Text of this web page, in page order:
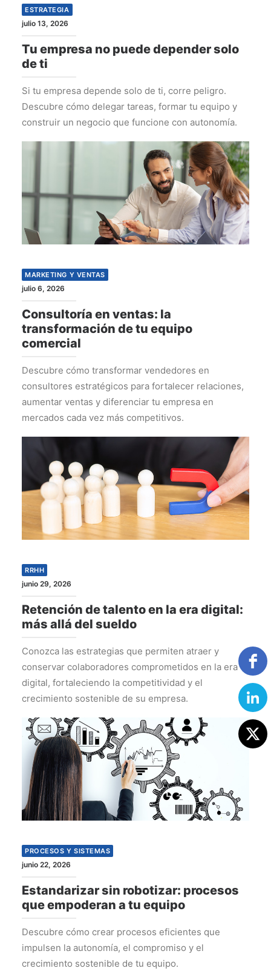
ESTRATEGIA
julio 13, 2026
Tu empresa no puede depender solo
de ti
Si tu empresa depende solo de ti, corre peligro.
Descubre cómo delegar tareas, formar tu equipo y
construir un negocio que funcione con autonomía.
MARKETING Y VENTAS
julio 6, 2026
Consultoría en ventas: la
transformación de tu equipo
comercial
Descubre cómo transformar vendedores en
consultores estratégicos para fortalecer relaciones,
aumentar ventas y diferenciar tu empresa en
mercados cada vez más competitivos.
RRHH
junio 29, 2026
Retención de talento en la era digital:
más allá del sueldo
Conozca las estrategias que permiten atraer y
conservar colaboradores comprometidos en la era
digital, fortaleciendo la competitividad y el
crecimiento sostenible de su empresa.
PROCESOS Y SISTEMAS
junio 22, 2026
Estandarizar sin robotizar: procesos
que empoderan a tu equipo
Descubre cómo crear procesos eficientes que
impulsen la autonomía, el compromiso y el
crecimiento sostenible de tu equipo.